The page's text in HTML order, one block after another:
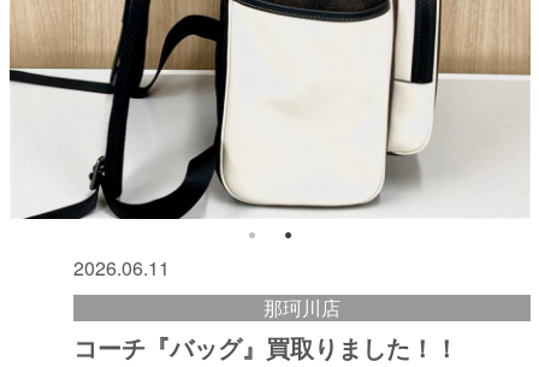
2026.06.11
那珂川店
コーチ『バッグ』買取りました！！